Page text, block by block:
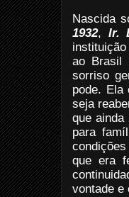
Nascida
1932, Ir.
ao Brasil
sorriso
pode. Ela
seja
que ainda
para
que era
vontade e